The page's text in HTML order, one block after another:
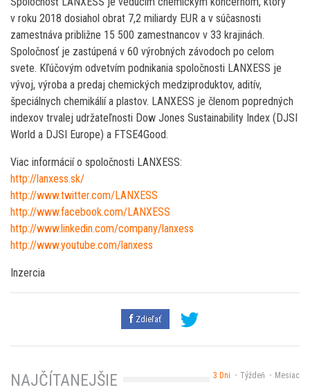
v roku 2018 dosiahol obrat 7,2 miliardy EUR a v súčasnosti
zamestnáva približne 15 500 zamestnancov v 33 krajinách.
Spoločnosť je zastúpená v 60 výrobných závodoch po celom
svete. Kľúčovým odvetvím podnikania spoločnosti LANXESS je
vývoj, výroba a predaj chemických medziproduktov, aditív,
špeciálnych chemikálií a plastov. LANXESS je členom popredných
indexov trvalej udržateľnosti Dow Jones Sustainability Index (DJSI
World a DJSI Europe) a FTSE4Good.
Viac informácií o spoločnosti LANXESS:
http://lanxess.sk/
http://www.twitter.com/LANXESS
http://www.facebook.com/LANXESS
http://www.linkedin.com/company/lanxess
http://www.youtube.com/lanxess
Inzercia
Zdieľať
3 Dni Týždeň Mesiac
NAJČÍTANEJŠIE